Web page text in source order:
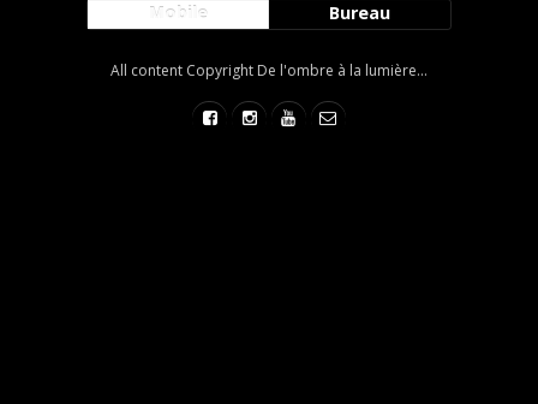
Mobile Bureau
All content Copyright De l'ombre à la lumière...